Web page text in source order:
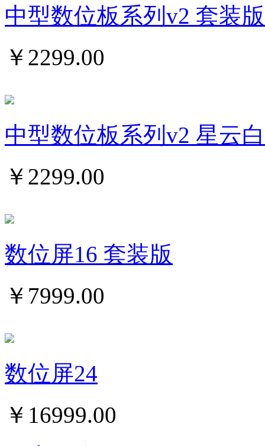
中型数位板系列v2 套装版
￥ 2299.00
中型数位板系列v2 星云白
￥ 2299.00
数位屏16 套装版
￥ 7999.00
数位屏24
￥ 16999.00